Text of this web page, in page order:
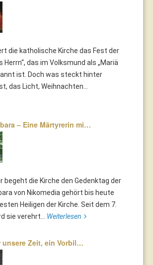
die katholische Kirche das Fest der
Herrn“, das im Volksmund als „Mariä
ist. Doch was steckt hinter
das Licht, Weihnachten...
– Eine Märtyrerin mi…
begeht die Kirche den Gedenktag der
von Nikomedia gehört bis heute
Heiligen der Kirche. Seit dem 7.
sie verehrt... Weiterlesen
unsere Zeit, ein Vorbil…